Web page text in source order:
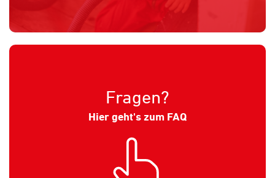
Fragen?
Hier geht's zum FAQ